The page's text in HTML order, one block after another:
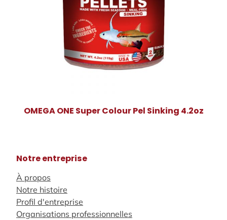
OMEGA ONE Super Colour Pel Sinking 4.2oz
Notre entreprise
À propos
Notre histoire
Profil d'entreprise
Organisations professionnelles